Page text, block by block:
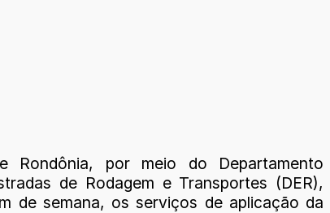
Rondônia, por meio do Departamento
de Rodagem e Transportes (DER),
de semana, os serviços de aplicação da